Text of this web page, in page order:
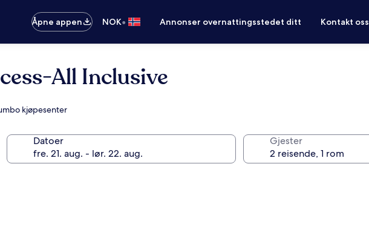
Åpne appen NOK• Annonser overnattingsstedet ditt Kontakt oss
All Inclusive
kjøpesenter
Datoer Gjester